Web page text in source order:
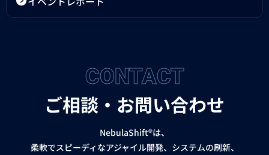
CONTACT
ご相談・お問い合わせ
NebulaShift®は、
柔軟でスピーディなアジャイル開発、システムの刷新、